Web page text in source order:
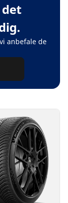
anbefale de